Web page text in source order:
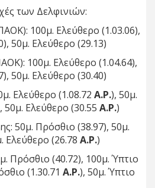
των Δελφινιών:
100μ. Ελεύθερο (1.03.06),
50μ. Ελεύθερο (29.13)
100μ. Ελεύθερο (1.04.64),
50μ. Ελεύθερο (30.40)
Ελεύθερο (1.08.72 Α.Ρ.), 50μ.
50μ. Ελεύθερο (30.55 Α.Ρ.)
50μ. Πρόσθιο (38.97), 50μ.
Ελεύθερο (26.78 Α.Ρ.)
Πρόσθιο (40.72), 100μ. Ύπτιο
(1.30.71 Α.Ρ.), 50μ. Ύπτιο